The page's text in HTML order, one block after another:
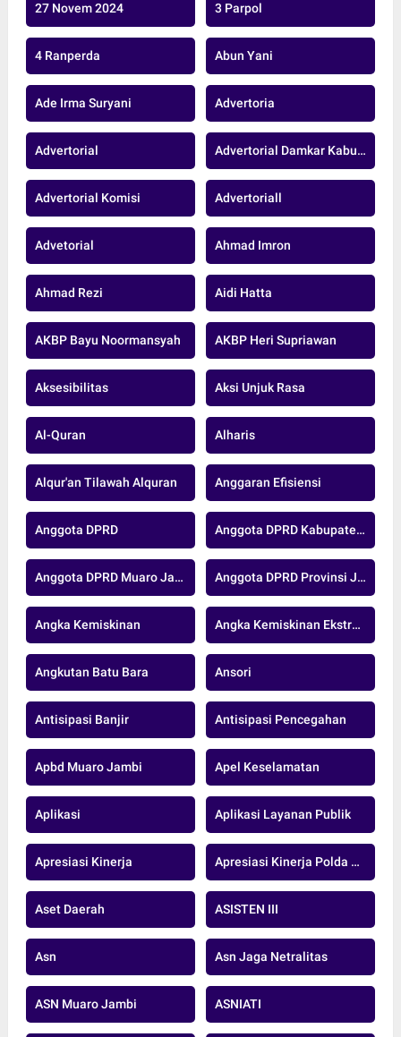
27 Novem 2024 3 Parpol
4 Ranperda Abun Yani
Ade Irma Suryani Advertoria
Advertorial Advertorial Damkar Kabupaten Muaro Jambi
Advertorial Komisi Advertoriall
Advetorial Ahmad Imron
Ahmad Rezi Aidi Hatta
AKBP Bayu Noormansyah AKBP Heri Supriawan
Aksesibilitas Aksi Unjuk Rasa
Al-Quran Alharis
Alqur'an Tilawah Alquran Anggaran Efisiensi
Anggota DPRD Anggota DPRD Kabupaten Muaro Jambi
Anggota DPRD Muaro Jambi Anggota DPRD Provinsi Jambi
Angka Kemiskinan Angka Kemiskinan Ekstrem
Angkutan Batu Bara Ansori
Antisipasi Banjir Antisipasi Pencegahan
Apbd Muaro Jambi Apel Keselamatan
Aplikasi Aplikasi Layanan Publik
Apresiasi Kinerja Apresiasi Kinerja Polda Jambi
Aset Daerah ASISTEN III
Asn Asn Jaga Netralitas
ASN Muaro Jambi ASNIATI